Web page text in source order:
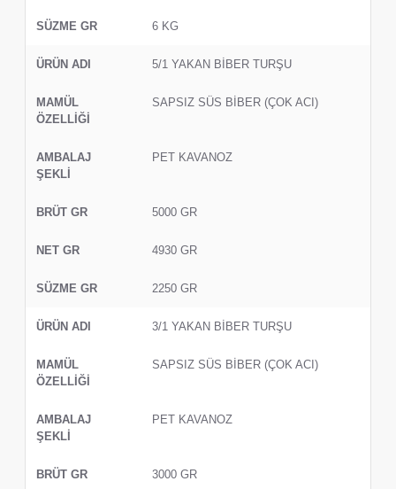
6 KG
5/1 YAKAN BİBER TURŞU
SAPSIZ SÜS BİBER (ÇOK ACI)
PET KAVANOZ
5000 GR
4930 GR
2250 GR
3/1 YAKAN BİBER TURŞU
SAPSIZ SÜS BİBER (ÇOK ACI)
PET KAVANOZ
3000 GR